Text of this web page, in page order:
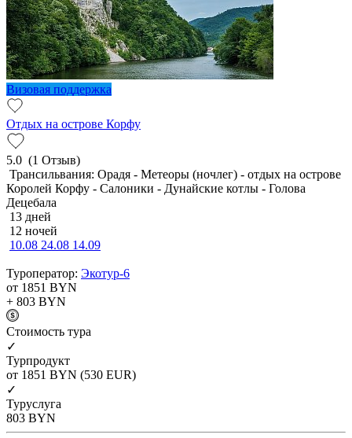
Визовая поддержка
Отдых на острове Корфу
5.0 (1 Отзыв)
Трансильвания: Орадя - Метеоры (ночлег) - отдых на острове
Королей Корфу - Салоники - Дунайские котлы - Голова
Децебала
13 дней
12 ночей
10.08 24.08 14.09
Туроператор: Экотур-6
от 1851 BYN
+ 803 BYN
Cтоимость тура
✓
Турпродукт
от 1851 BYN (530 EUR)
✓
Туруслуга
803 BYN